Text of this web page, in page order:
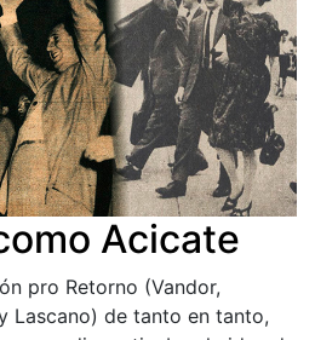
Acicate
pro Retorno (Vandor,
Lascano) de tanto en tanto,